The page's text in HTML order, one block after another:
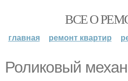
ВСЕ О
главная ремонт квартир
Роликовый